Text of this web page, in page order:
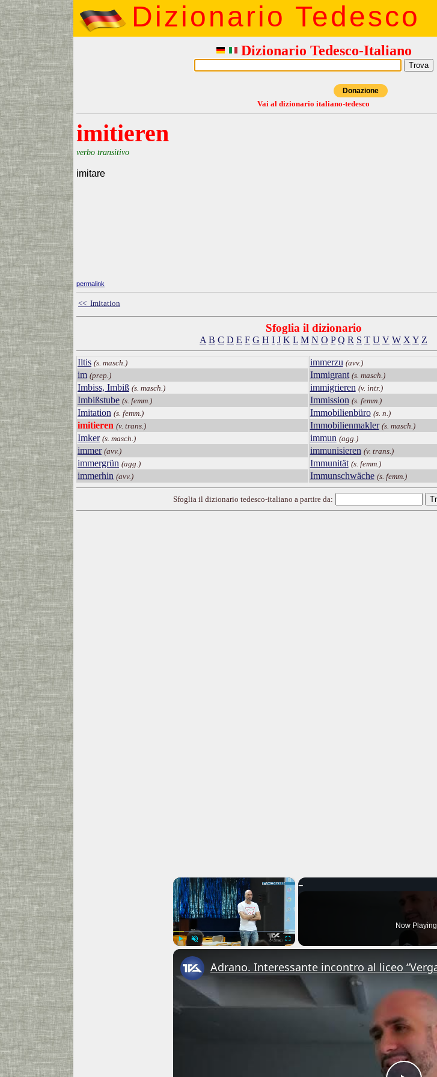
Dizionario Tedesco
Dizionario Tedesco-Italiano
Donazione
Vai al dizionario italiano-tedesco
imitieren
verbo transitivo
imitare
permalink
<< Imitation
Sfoglia il dizionario
A B C D E F G H I J K L M N O P Q R S T U V W X Y Z
Iltis (s. masch.)
im (prep.)
Imbiss, Imbiß (s. masch.)
Imbißstube (s. femm.)
Imitation (s. femm.)
imitieren (v. trans.)
Imker (s. masch.)
immer (avv.)
immergrün (agg.)
immerhin (avv.)
immerzu (avv.)
Immigrant (s. masch.)
immigrieren (v. intr.)
Immission (s. femm.)
Immobilienbüro (s. n.)
Immobilienmakler (s. masch.)
immun (agg.)
immunisieren (v. trans.)
Immunität (s. femm.)
Immunschwäche (s. femm.)
Sfoglia il dizionario tedesco-italiano a partire da:
×
Now Playing